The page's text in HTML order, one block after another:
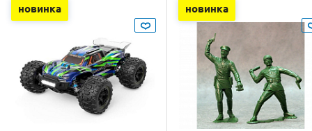
новинка новинка